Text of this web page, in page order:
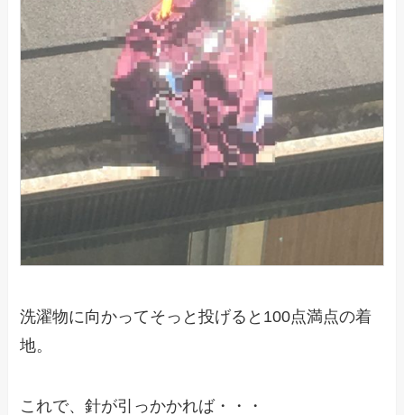
洗濯物に向かってそっと投げると100点満点の着
地。
これで、針が引っかかれば・・・